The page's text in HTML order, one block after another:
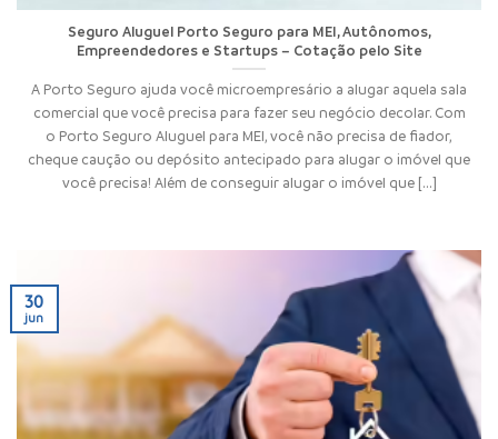
Seguro Aluguel Porto Seguro para MEI, Autônomos,
Empreendedores e Startups – Cotação pelo Site
A Porto Seguro ajuda você microempresário a alugar aquela sala
comercial que você precisa para fazer seu negócio decolar. Com
o Porto Seguro Aluguel para MEI, você não precisa de fiador,
cheque caução ou depósito antecipado para alugar o imóvel que
você precisa! Além de conseguir alugar o imóvel que [...]
30
jun